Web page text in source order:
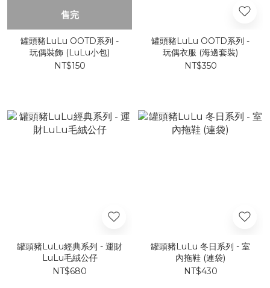
售完
罐頭豬LuLu OOTD系列 -
玩偶裝飾 (LuLu小包)
NT$150
罐頭豬LuLu OOTD系列 -
玩偶衣服 (海邊套裝)
NT$350
罐頭豬LuLu經典系列 - 運財
LuLu毛絨公仔
NT$680
罐頭豬LuLu 冬日系列 - 室
內拖鞋 (連袋)
NT$430